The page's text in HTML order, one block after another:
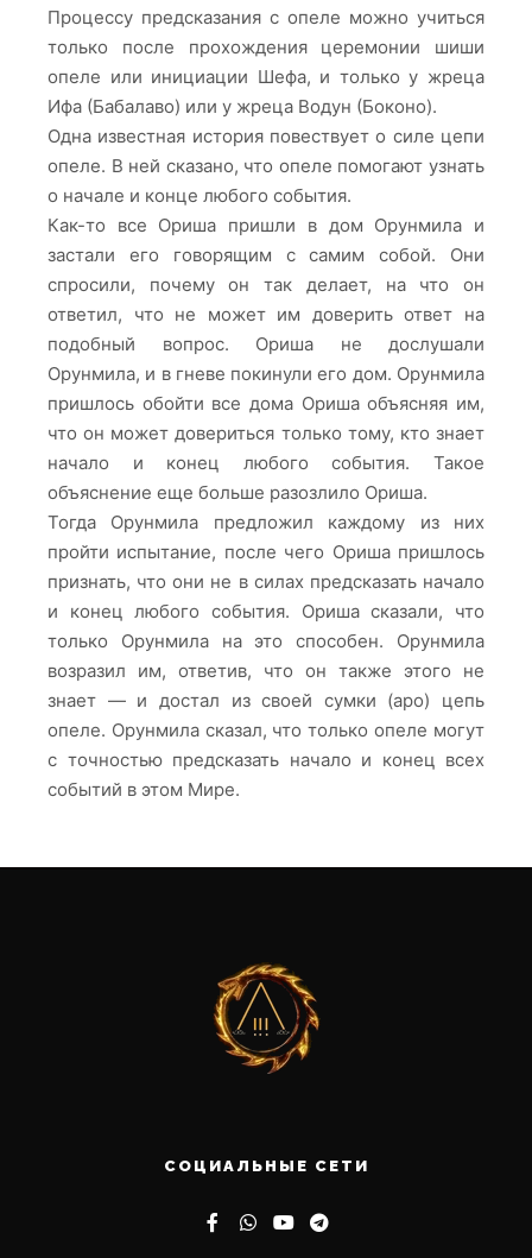
Процессу предсказания с опеле можно учиться
только после прохождения церемонии шиши
опеле или инициации Шефа, и только у жреца
Ифа (Бабалаво) или у жреца Водун (Боконо).
Одна известная история повествует о силе цепи
опеле. В ней сказано, что опеле помогают узнать
о начале и конце любого события.
Как-то все Ориша пришли в дом Орунмила и
застали его говорящим с самим собой. Они
спросили, почему он так делает, на что он
ответил, что не может им доверить ответ на
подобный вопрос. Ориша не дослушали
Орунмила, и в гневе покинули его дом. Орунмила
пришлось обойти все дома Ориша объясняя им,
что он может довериться только тому, кто знает
начало и конец любого события. Такое
объяснение еще больше разозлило Ориша.
Тогда Орунмила предложил каждому из них
пройти испытание, после чего Ориша пришлось
признать, что они не в силах предсказать начало
и конец любого события. Ориша сказали, что
только Орунмила на это способен. Орунмила
возразил им, ответив, что он также этого не
знает — и достал из своей сумки (apo) цепь
опеле. Орунмила сказал, что только опеле могут
с точностью предсказать начало и конец всех
событий в этом Мире.
СОЦИАЛЬНЫЕ СЕТИ